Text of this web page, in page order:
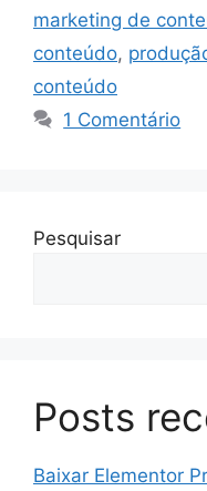
marketing de
conteúdo,
conteúdo
1 Comentário
Pesquisar
Posts
Baixar Elementor